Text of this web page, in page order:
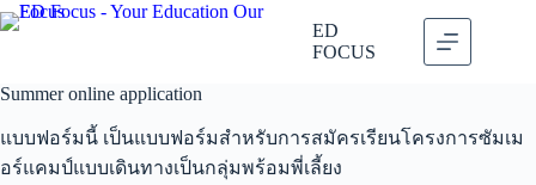
Skip
to
ED
FOCUS
Summer online application
แบบฟอร์มนี้ เป็นแบบฟอร์มสำหรับการสมัครเรียนโครงการซัมเม
อร์แคมป์แบบเดินทางเป็นกลุ่มพร้อมพี่เลี้ยง